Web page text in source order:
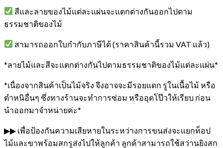
สีและลายของไม้แต่ละแผ่นจะแตกต่างกันออกไปตาม
ธรรมชาติของไม้
สามารถออกใบกำกับภาษีได้ (ราคาสินค้านี้รวม VAT แล้ว)
*ลายไม้และสีจะแตกต่างกันไปตามธรรมชาติของไม้แต่ละแผ่น*
*เนื่องจากสินค้าเป็นไม้จริง จึงอาจจะมีรอยแตก รูในเนื้อไม้ หรือ
ตำหนิอื่นๆ ซึ่งทางร้านจะทำการซ่อม หรืออุดโป๊วให้เรียบ ก่อน
นำออกมาจำหน่ายค่ะ*
▶▶ เพื่อป้องกันความเสียหายในระหว่างการขนส่งจะแยกท็อป
ไม้และขาพร้อมสกรูส่งไปให้ลูกค้า ลูกค้าสามารถใช้สว่านยิงสก